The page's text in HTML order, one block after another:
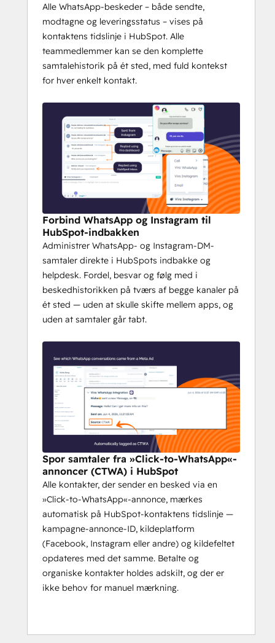
Alle WhatsApp-beskeder – både sendte,
modtagne og leveringsstatus – vises på
kontaktens tidslinje i HubSpot. Alle
teammedlemmer kan se den komplette
samtalehistorik på ét sted, med fuld kontekst
for hver enkelt kontakt.
Forbind WhatsApp og Instagram til
HubSpot-indbakken
Administrer WhatsApp- og Instagram-DM-
samtaler direkte i HubSpots indbakke og
helpdesk. Fordel, besvar og følg med i
beskedhistorikken på tværs af begge kanaler på
ét sted — uden at skulle skifte mellem apps, og
uden at samtaler går tabt.
Spor samtaler fra »Click-to-WhatsApp«-
annoncer (CTWA) i HubSpot
Alle kontakter, der sender en besked via en
»Click-to-WhatsApp«-annonce, mærkes
automatisk på HubSpot-kontaktens tidslinje —
kampagne-annonce-ID, kildeplatform
(Facebook, Instagram eller andre) og kildefeltet
opdateres med det samme. Betalte og
organiske kontakter holdes adskilt, og der er
ikke behov for manuel mærkning.